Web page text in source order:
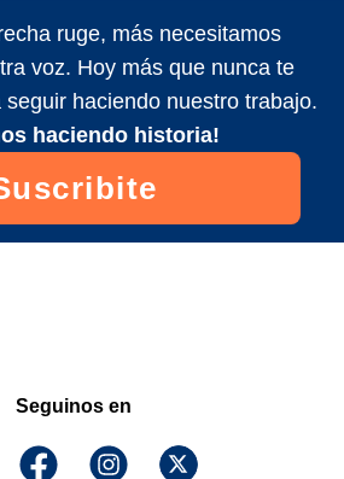
ruge, más necesitamos
voz. Hoy más que nunca te
haciendo nuestro trabajo.
haciendo historia!
Seguinos en